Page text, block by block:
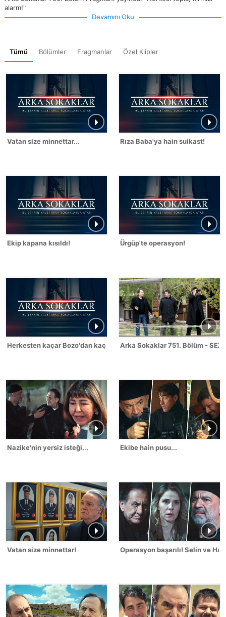
alarm!"
Devamını Oku
Tümü Bölümler Fragmanlar Özel Klipler
Vatan size minnettar... Rıza Baba'ya hain suikast!
Ekip kapana kısıldı! Ürgüp'te operasyon!
Herkesten kaçar Bozo'dan kaçmaz!Arka Sokaklar 751. Bölüm -
Nazike'nin yersiz isteği... Ekibe hain pusu...
Vatan size minnettar! Operasyon başarılı! Selin ve